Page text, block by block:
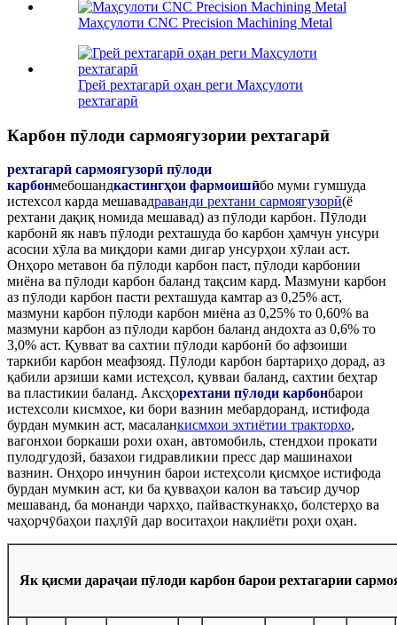
Маҳсулоти CNC Precision Machining Metal
Грей рехтагарӣ оҳан реги Маҳсулоти
рехтагарӣ
Карбон пӯлоди сармоягузории рехтагарӣ
рехтагарӣ сармоягузорӣ пӯлоди
карбонмебошандкастингҳои фармоишӣбо муми гумшуда
истехсол карда мешавадраванди рехтани сармоягузорӣ(ё
рехтани дақиқ номида мешавад) аз пӯлоди карбон. Пӯлоди
карбонӣ як навъ пӯлоди рехташуда бо карбон ҳамчун унсури
асосии хӯла ва миқдори ками дигар унсурҳои хӯлаи аст.
Онҳоро метавон ба пӯлоди карбон паст, пӯлоди карбонии
миёна ва пӯлоди карбон баланд тақсим кард. Мазмуни карбон
аз пӯлоди карбон пасти рехташуда камтар аз 0,25% аст,
мазмуни карбон пӯлоди карбон миёна аз 0,25% то 0,60% ва
мазмуни карбон аз пӯлоди карбон баланд андохта аз 0,6% то
3,0% аст. Қувват ва сахтии пӯлоди карбонӣ бо афзоиши
таркиби карбон меафзояд. Пӯлоди карбон бартариҳо дорад, аз
қабили арзиши ками истеҳсол, қувваи баланд, сахтии беҳтар
ва пластикии баланд. Аксҳорехтани пӯлоди карбонбарои
истехсоли кисмхое, ки бори вазнин мебардоранд, истифода
бурдан мумкин аст, масаланкисмхои эхтиётии тракторхо,
вагонхои боркаши рохи охан, автомобиль, стендхои прокати
пулодгудозй, базахои гидравликии пресс дар машинахои
вазнин. Онҳоро инчунин барои истеҳсоли қисмҳое истифода
бурдан мумкин аст, ки ба қувваҳои калон ва таъсир дучор
мешаванд, ба монанди чархҳо, пайвасткунакҳо, болстерҳо ва
чаҳорчӯбаҳои паҳлӯӣ дар воситаҳои нақлиёти роҳи оҳан.
Як қисми дараҷаи пӯлоди карбон барои рехтагарии